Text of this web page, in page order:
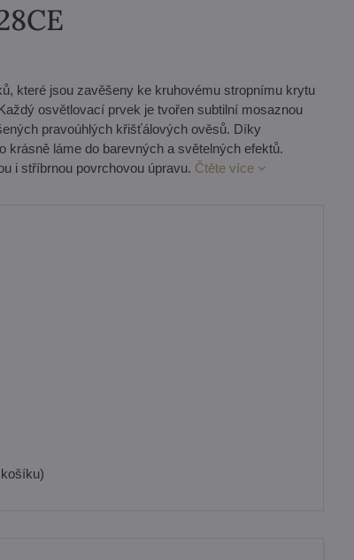
které jsou zavěšeny ke kruhovému stropnímu krytu
osvětlovací prvek je tvořen subtilní mosaznou
pravoúhlých křišťálových ověsů. Díky
láme do barevných a světelných efektů.
i stříbrnou povrchovou úpravu. Čtěte více